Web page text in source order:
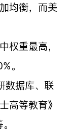
均衡，而美
权重最高，
。
数据库、联
高等教育》